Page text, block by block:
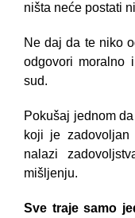
ništa neće postati
Ne daj da te niko
odgovori moralno
sud.
Pokušaj jednom
koji je
nalazi
mišljenju.
Sve traje samo